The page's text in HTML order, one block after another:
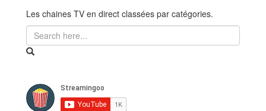
Les chaines TV en direct classées par catégories.